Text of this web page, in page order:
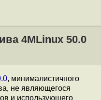
4MLinux 50.0
, минималистичного
не являющегося
и использующего